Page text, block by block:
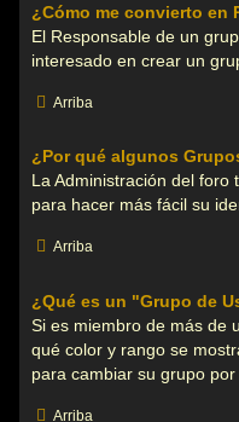
¿Cómo me convierto en
El Responsable de un
interesado en crear un
Arriba
¿Por qué algunos
La Administración del
para hacer más fácil su
Arriba
¿Qué es un "Grupo de
Si es miembro de más de
qué color y rango se
para cambiar su grupo
Arriba